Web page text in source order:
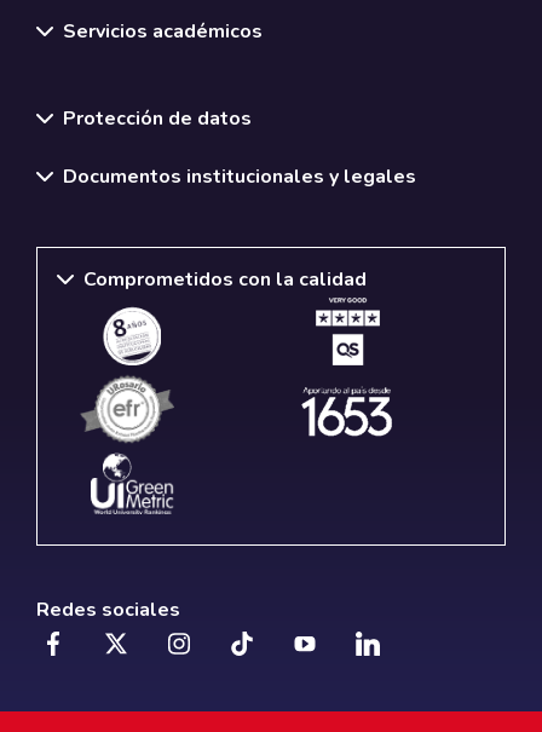
Servicios académicos
Protección de datos
Documentos institucionales y legales
Comprometidos con la calidad
Redes sociales